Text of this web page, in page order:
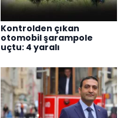
Kontrolden çıkan
otomobil şarampole
uçtu: 4 yaralı